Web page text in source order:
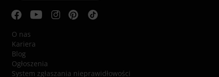
O nas
Kariera
Blog
Ogłoszenia
System zgłaszania nieprawidłowości